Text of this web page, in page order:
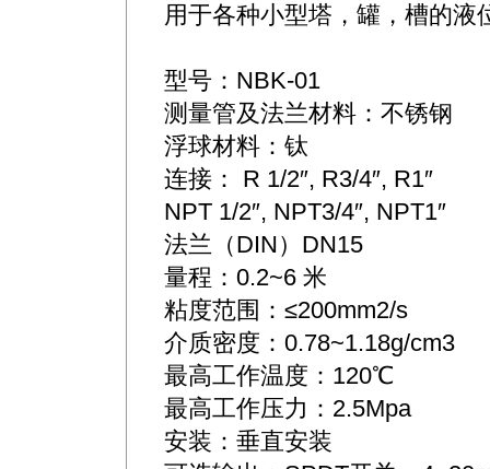
用于各种小型塔，罐，槽的液
型号：NBK-01
测量管及法兰材料：不锈钢
浮球材料：钛
连接： R 1/2″, R3/4″, R1″
NPT 1/2″, NPT3/4″, NPT1″
法兰（DIN）DN15
量程：0.2~6 米
粘度范围：≤200mm2/s
介质密度：0.78~1.18g/cm3
最高工作温度：120℃
最高工作压力：2.5Mpa
安装：垂直安装